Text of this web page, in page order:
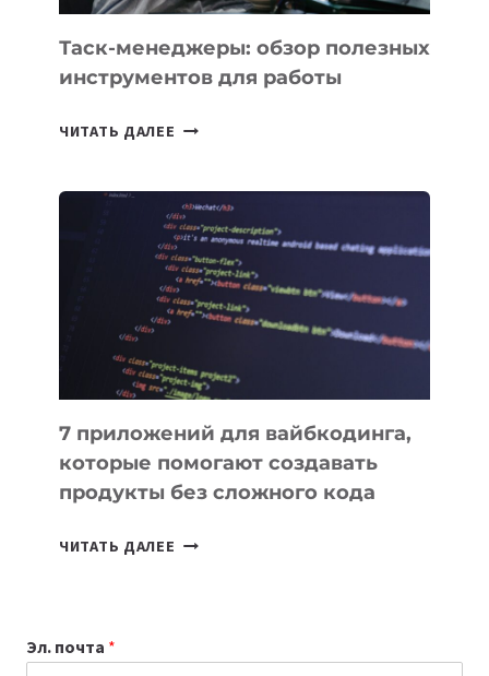
УЖЕ
СЕГОДНЯ
Таск-менеджеры: обзор полезных
инструментов для работы
ЧИТАТЬ ДАЛЕЕ ТАСК-
ПОЛЕЗНЫХ
ИНСТРУМЕНТОВ
ДЛЯ
РАБОТЫ
7 приложений для вайбкодинга,
которые помогают создавать
продукты без сложного кода
ЧИТАТЬ ДАЛЕЕ
Эл. почта *